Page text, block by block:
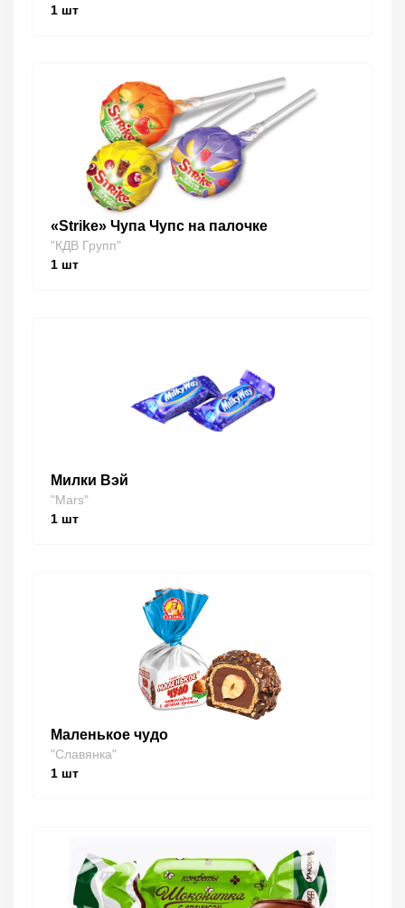
1 шт
«Strike» Чупа Чупс на палочке
"КДВ Групп"
1 шт
Милки Вэй
"Mars"
1 шт
Маленькое чудо
"Славянка"
1 шт